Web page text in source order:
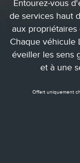
Entourez-vous
de services haut
aux propriétaires
Chaque véhicule
éveiller les sens
et à une
Offert uniquement